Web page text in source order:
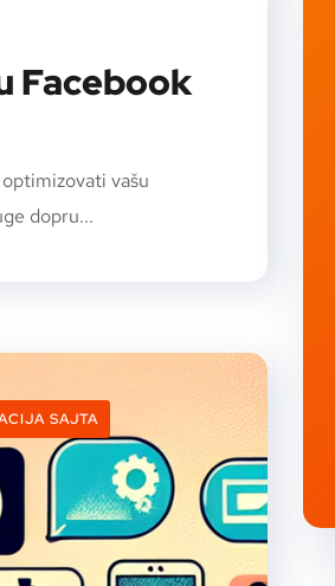
Facebook
vašu
dopru...
SAJTA